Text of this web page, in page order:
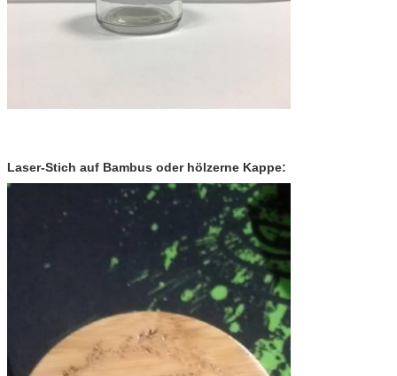
Laser-Stich auf Bambus oder hölzerne Kappe: